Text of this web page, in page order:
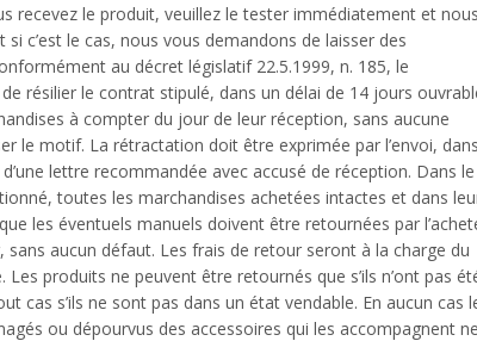
recevez le produit, veuillez le tester immédiatement et nous
c’est le cas, nous vous demandons de laisser des
au décret législatif 22.5.1999, n. 185, le
résilier le contrat stipulé, dans un délai de 14 jours
à compter du jour de leur réception, sans aucune
le motif. La rétractation doit être exprimée par l’envoi,
lettre recommandée avec accusé de réception. Dans le
toutes les marchandises achetées intactes et dans
les éventuels manuels doivent être retournées par
sans aucun défaut. Les frais de retour seront à la charge du
produits ne peuvent être retournés que s’ils n’ont pas
cas s’ils ne sont pas dans un état vendable. En aucun cas
ou dépourvus des accessoires qui les accompagnent ne